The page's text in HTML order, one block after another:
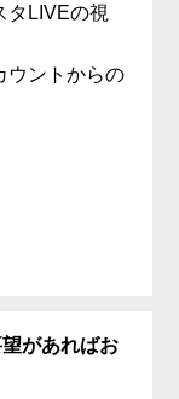
タLIVEの視
ウントからの
があればお